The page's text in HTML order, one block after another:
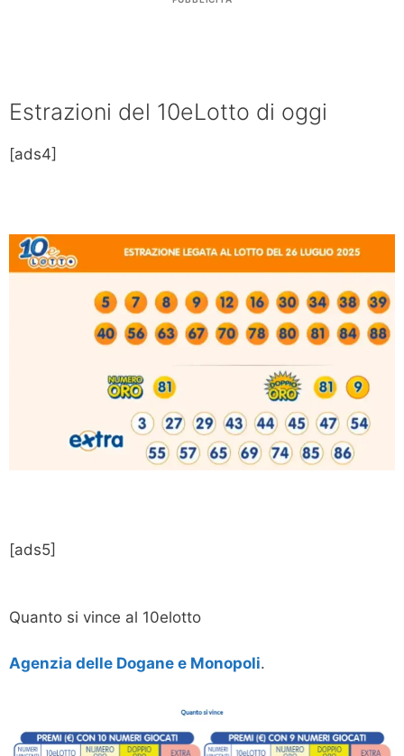
Estrazioni del 10eLotto di oggi
[ads4]
[ads5]
Quanto si vince al 10elotto
Agenzia delle Dogane e Monopoli.